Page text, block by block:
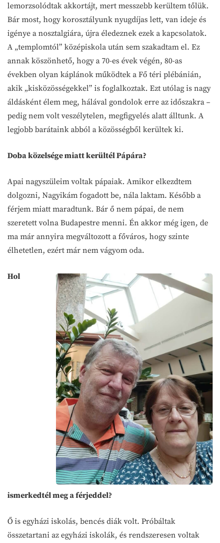
lemorzsolódtak akkortájt, mert messzebb kerültem tőlük.
Bár most, hogy korosztályunk nyugdíjas lett, van ideje és
igénye a nosztalgiára, újra éledeznek ezek a kapcsolatok.
A „templomtól” középiskola után sem szakadtam el. Ez
annak köszönhető, hogy a 70-es évek végén, 80-as
években olyan káplánok működtek a Fő téri plébánián,
akik „kisközösségekkel” is foglalkoztak. Ezt utólag is nagy
áldásként élem meg, hálával gondolok erre az időszakra –
pedig nem volt veszélytelen, megfigyelés alatt álltunk. A
legjobb barátaink abból a közösségből kerültek ki.
Doba közelsége miatt kerültél Pápára?
Apai nagyszüleim voltak pápaiak. Amikor elkezdtem
dolgozni, Nagyikám fogadott be, nála laktam. Később a
férjem miatt maradtunk. Bár ő nem pápai, de nem
szeretett volna Budapestre menni. Én akkor még igen, de
ma már annyira megváltozott a főváros, hogy szinte
élhetetlen, ezért már nem vágyom oda.
Hol
ismerkedtél meg a férjeddel?
Ő is egyházi iskolás, bencés diák volt. Próbáltak
összetartani az egyházi iskolák, és rendszeresen voltak